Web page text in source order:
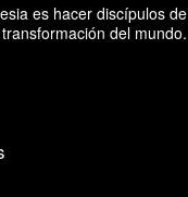
es hacer discípulos de
del mundo.